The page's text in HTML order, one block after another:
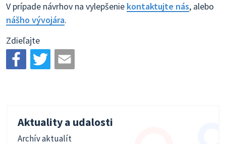
V prípade návrhov na vylepšenie kontaktujte nás, alebo
nášho vývojára.
Zdieľajte
Aktuality a udalosti
Archív aktualít